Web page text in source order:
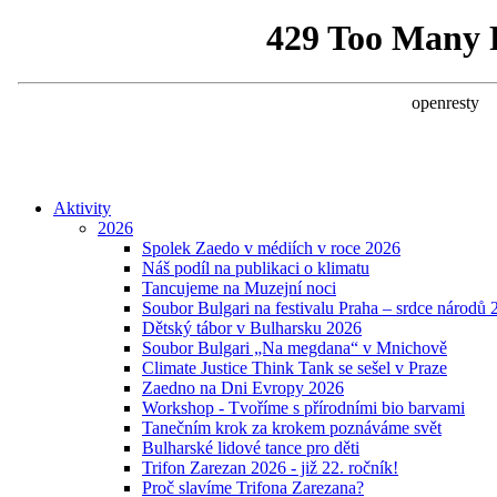
Aktivity
2026
Spolek Zaedo v médiích v roce 2026
Náš podíl na publikaci o klimatu
Tancujeme na Muzejní noci
Soubor Bulgari na festivalu Praha – srdce národů
Dětský tábor v Bulharsku 2026
Soubor Bulgari „Na megdana“ v Mnichově
Climate Justice Think Tank se sešel v Praze
Zaedno na Dni Evropy 2026
Workshop - Tvoříme s přírodními bio barvami
Tanečním krok za krokem poznáváme svět
Bulharské lidové tance pro děti
Trifon Zarezan 2026 - již 22. ročník!
Proč slavíme Trifona Zarezana?